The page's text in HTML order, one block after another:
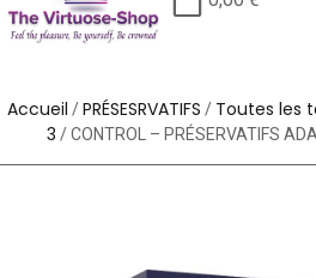
Accueil /PRÉSESRVATIFS / Toutes les
3 / CONTROL – PRÉSERVATIFS